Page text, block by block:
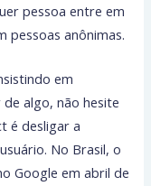
pessoa entre em
anônimas.
em
algo, não hesite
é desligar a
No Brasil, o
Google em abril de